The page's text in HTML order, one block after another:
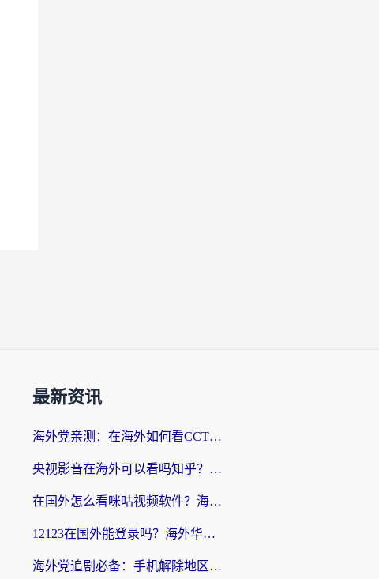
最新资讯
海外党亲测：在海外如何看CCTV？告别“仅限大陆播放”的实用指南
央视影音在海外可以看吗知乎？留学生亲测：3步解决地域限制+追剧自由
在国外怎么看咪咕视频软件？海外党亲测有效的回国加速方案
12123在国外能登录吗？海外华人必看的回国加速实用指南
海外党追剧必备：手机解除地区限制app怎么选？解决央视视频&国内剧地区限制全指南